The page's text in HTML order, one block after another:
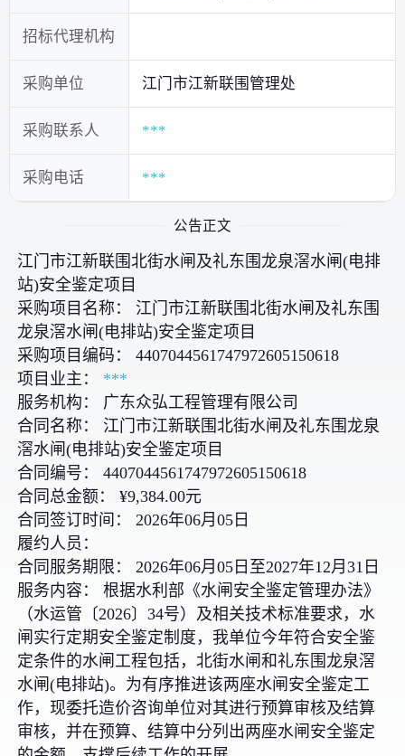
招标代理机构
采购单位 江门市江新联围管理处
采购联系人 ***
采购电话 ***
公告正文
江门市江新联围北街水闸及礼东围龙泉滘水闸(电排
站)安全鉴定项目
采购项目名称： 江门市江新联围北街水闸及礼东围
龙泉滘水闸(电排站)安全鉴定项目
采购项目编码： 4407044561747972605150618
项目业主： ***
服务机构： 广东众弘工程管理有限公司
合同名称： 江门市江新联围北街水闸及礼东围龙泉
滘水闸(电排站)安全鉴定项目
合同编号： 4407044561747972605150618
合同总金额： ¥9,384.00元
合同签订时间： 2026年06月05日
履约人员：
合同服务期限： 2026年06月05日至2027年12月31日
服务内容： 根据水利部《水闸安全鉴定管理办法》
（水运管〔2026〕34号）及相关技术标准要求，水
闸实行定期安全鉴定制度，我单位今年符合安全鉴
定条件的水闸工程包括，北街水闸和礼东围龙泉滘
水闸(电排站)。为有序推进该两座水闸安全鉴定工
作，现委托造价咨询单位对其进行预算审核及结算
审核，并在预算、结算中分列出两座水闸安全鉴定